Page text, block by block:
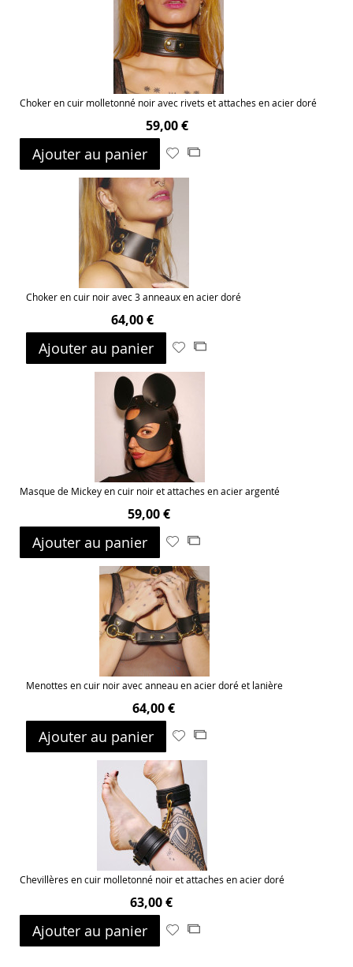
Choker en cuir molletonné noir avec rivets et attaches en acier doré
59,00 €
Ajouter au panier
AjouterAjouter
Choker en cuir noir avec 3 anneaux en acier doré
64,00 €
Ajouter au panier
AjouterAjouter
Masque de Mickey en cuir noir et attaches en acier argenté
59,00 €
Ajouter au panier
Ajouter
ma
liste
d’envie
Ajouter
Menottes en cuir noir avec anneau en acier doré et lanière
64,00 €
Ajouter au panier
Ajouter
liste
d’envie
Ajouter
Chevillères en cuir molletonné noir et attaches en acier doré
63,00 €
Ajouter au panier
AjouterAjouter